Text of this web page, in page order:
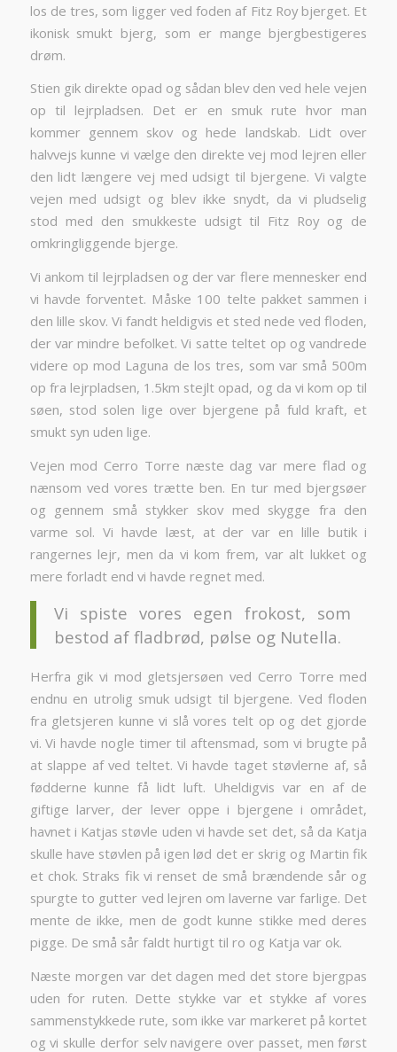
los de tres, som ligger ved foden af Fitz Roy bjerget. Et
ikonisk smukt bjerg, som er mange bjergbestigeres
drøm.
Stien gik direkte opad og sådan blev den ved hele vejen
op til lejrpladsen. Det er en smuk rute hvor man
kommer gennem skov og hede landskab. Lidt over
halvvejs kunne vi vælge den direkte vej mod lejren eller
den lidt længere vej med udsigt til bjergene. Vi valgte
vejen med udsigt og blev ikke snydt, da vi pludselig
stod med den smukkeste udsigt til Fitz Roy og de
omkringliggende bjerge.
Vi ankom til lejrpladsen og der var flere mennesker end
vi havde forventet. Måske 100 telte pakket sammen i
den lille skov. Vi fandt heldigvis et sted nede ved floden,
der var mindre befolket. Vi satte teltet op og vandrede
videre op mod Laguna de los tres, som var små 500m
op fra lejrpladsen, 1.5km stejlt opad, og da vi kom op til
søen, stod solen lige over bjergene på fuld kraft, et
smukt syn uden lige.
Vejen mod Cerro Torre næste dag var mere flad og
nænsom ved vores trætte ben. En tur med bjergsøer
og gennem små stykker skov med skygge fra den
varme sol. Vi havde læst, at der var en lille butik i
rangernes lejr, men da vi kom frem, var alt lukket og
mere forladt end vi havde regnet med.
Vi spiste vores egen frokost, som
bestod af fladbrød, pølse og Nutella.
Herfra gik vi mod gletsjersøen ved Cerro Torre med
endnu en utrolig smuk udsigt til bjergene. Ved floden
fra gletsjeren kunne vi slå vores telt op og det gjorde
vi. Vi havde nogle timer til aftensmad, som vi brugte på
at slappe af ved teltet. Vi havde taget støvlerne af, så
fødderne kunne få lidt luft. Uheldigvis var en af de
giftige larver, der lever oppe i bjergene i området,
havnet i Katjas støvle uden vi havde set det, så da Katja
skulle have støvlen på igen lød det er skrig og Martin fik
et chok. Straks fik vi renset de små brændende sår og
spurgte to gutter ved lejren om laverne var farlige. Det
mente de ikke, men de godt kunne stikke med deres
pigge. De små sår faldt hurtigt til ro og Katja var ok.
Næste morgen var det dagen med det store bjergpas
uden for ruten. Dette stykke var et stykke af vores
sammenstykkede rute, som ikke var markeret på kortet
og vi skulle derfor selv navigere over passet, men først